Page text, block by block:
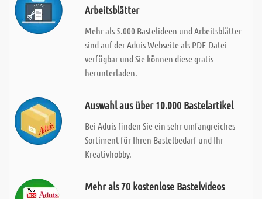
Arbeitsblätter
Mehr als 5.000 Bastelideen und Arbeitsblätter
sind auf der Aduis Webseite als PDF-Datei
verfügbar und Sie können diese gratis
herunterladen.
Auswahl aus über 10.000 Bastelartikel
Bei Aduis finden Sie ein sehr umfangreiches
Sortiment für Ihren Bastelbedarf und Ihr
Kreativhobby.
Mehr als 70 kostenlose Bastelvideos